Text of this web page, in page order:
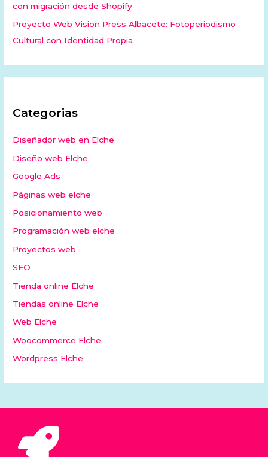
con migración desde Shopify
Proyecto Web Vision Press Albacete: Fotoperiodismo
Cultural con Identidad Propia
Categorias
Diseñador web en Elche
Diseño web Elche
Google Ads
Páginas web elche
Posicionamiento web
Programación web elche
Proyectos web
SEO
Tienda online Elche
Tiendas online Elche
Web Elche
Woocommerce Elche
Wordpress Elche